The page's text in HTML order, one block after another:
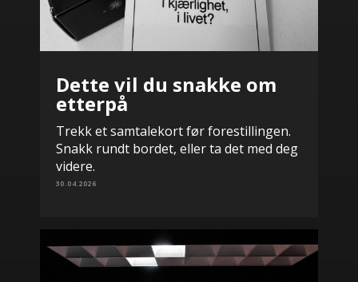
Dette vil du snakke om
etterpå
Trekk et samtalekort før forestillingen.
Snakk rundt bordet, eller ta det med deg
videre.
30.04.2026